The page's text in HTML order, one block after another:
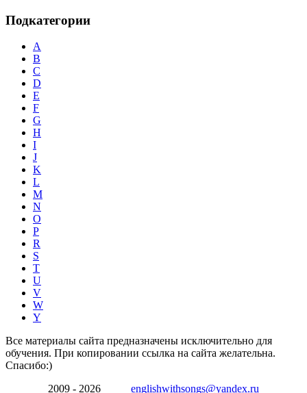
Подкатегории
A
B
C
D
E
F
G
H
I
J
K
L
M
N
O
P
R
S
T
U
V
W
Y
Все материалы сайта предназначены исключительно для
обучения. При копировании ссылка на сайта желательна.
Спасибо:)
2009 - 2026 englishwithsongs@yandex.ru